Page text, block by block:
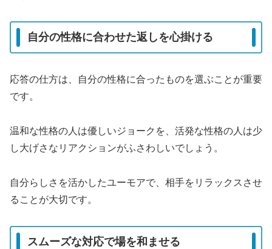
自分の性格に合わせた返しを心掛ける
応答の仕方は、自分の性格に合ったものを選ぶことが重要
です。
温和な性格の人は優しいジョークを、活発な性格の人は少
し大げさなリアクションがふさわしいでしょう。
自分らしさを活かしたユーモアで、相手をリラックスさせ
ることが大切です。
スムーズな対応で場を和ませる